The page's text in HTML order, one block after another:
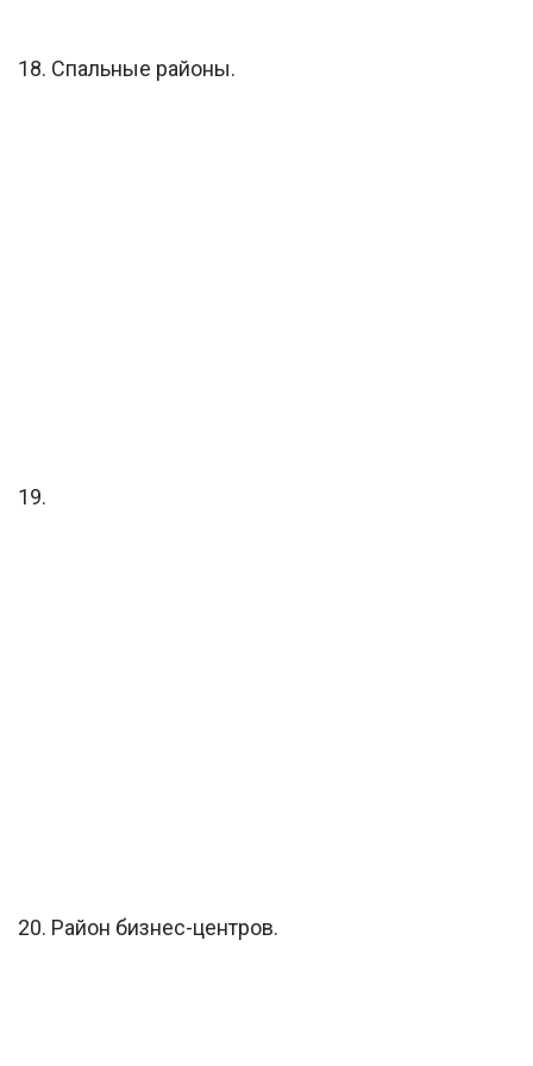
18. Спальные районы.
19.
20. Район бизнес-центров.